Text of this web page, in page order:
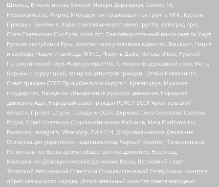
Штольц, В честь иконы Божией Матери Державная, Сектор 16,
Независимость, Фирма, Молодежная правозащитная группа МПГ, Курсом
Правды и Единения, Каракольская инициативная группа, Автоград Крю,
Союз Славянских Сил Руси, Алля-Аят, Благотворительный пансионат Ак Умут,
Русская республика Русь, Арестантское уголовное единство, Башкорт, Нация
и свобода, Нация и свобода, W.H.С., Фалунь Дафа, Иртыш Ultras, Русский
Патриотический клуб-Новокузнецк/РПК, Сибирский державный союз, Фонд
борьбы с коррупцией, Фонд защиты прав граждан, Штабы Навального,
Совет граждан СССР Прикубанского округа г. Краснодара, Мужское
государство, Народное объединение русского движения, Народное
движение Адат, Народный совет граждан РСФСР СССР Архангельской
области, Проект Штурм, Граждане СССР, Держава Союз Советских Светлых
Родов, Совет Советских Социалистических Районов, Meta Platforms Inc,
Facebook, Instagram, WhatsApp, СИЧ-С14, Добровольческое Движение
Организации украинских националистов, Черный Комитет, Татарстанское
Региональное Всетатарское общественное движение, Невоград,
Молодежное Демократическое Движение Весна, Верховный Совет
Татарской Автономной Советской Социалистической Республики, Конгресс
ойрат-калмыцкого народа, Исполнительный комитет совета народных